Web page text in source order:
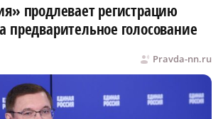
продлевает регистрацию
предварительное голосование
Pravda-nn.ru